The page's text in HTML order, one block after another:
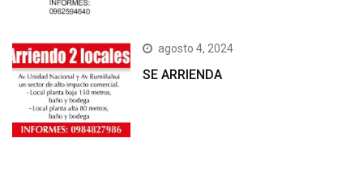
agosto 4, 2024
SE ARRIENDA